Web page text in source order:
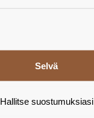
Selvä
Hallitse suostumuksiasi